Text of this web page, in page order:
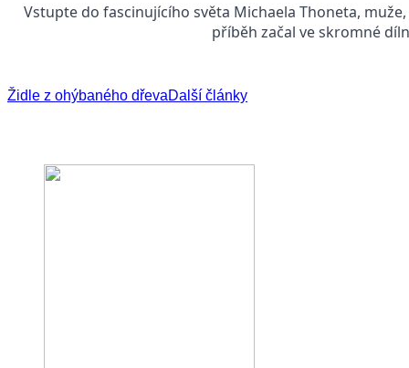
Vstupte do fascinujícího světa Michaela Thoneta,
příběh začal ve skromné
Židle z ohýbaného dřevaDalší články